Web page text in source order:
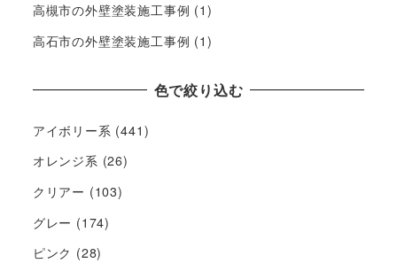
高槻市の外壁塗装施工事例 (1)
高石市の外壁塗装施工事例 (1)
色で絞り込む
アイボリー系 (441)
オレンジ系 (26)
クリアー (103)
グレー (174)
ピンク (28)